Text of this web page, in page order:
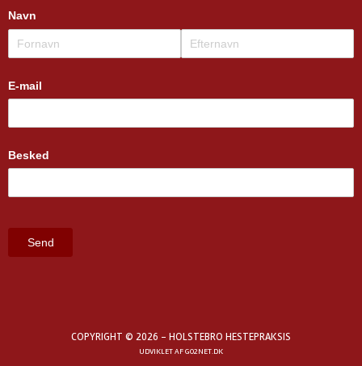
COPYRIGHT © 2026 - HOLSTEBRO HESTEPRAKSIS
UDVIKLET AFGO2NET.DK